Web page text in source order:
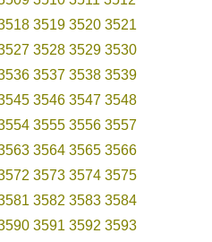
3519 3520 3521
3528 3529 3530
3537 3538 3539
3546 3547 3548
3555 3556 3557
3564 3565 3566
3573 3574 3575
3582 3583 3584
3591 3592 3593